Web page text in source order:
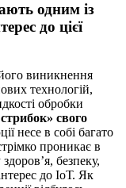
одним із
до цієї
його виникнення
технологій,
обробки
свого
несе в собі багато
проникає в
безпеку,
до ІоТ. Як